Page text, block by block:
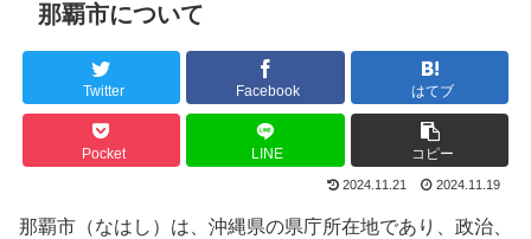
那覇市について
Twitter Facebook はてブ
Pocket LINE コピー
2024.11.21 2024.11.19
那覇市（なはし）は、沖縄県の県庁所在地であり、政治、